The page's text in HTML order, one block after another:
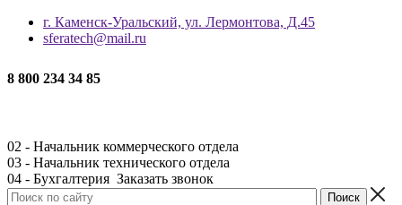
г. Каменск-Уральский, ул. Лермонтова, Д.45
sferatech@mail.ru
8 800 234 34 85
02 - Начальник коммерческого отдела
03 - Начальник технического отдела
04 - Бухгалтерия Заказать звонок